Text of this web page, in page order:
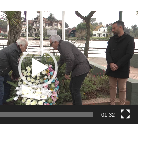
Reproductor
de
video
01:32